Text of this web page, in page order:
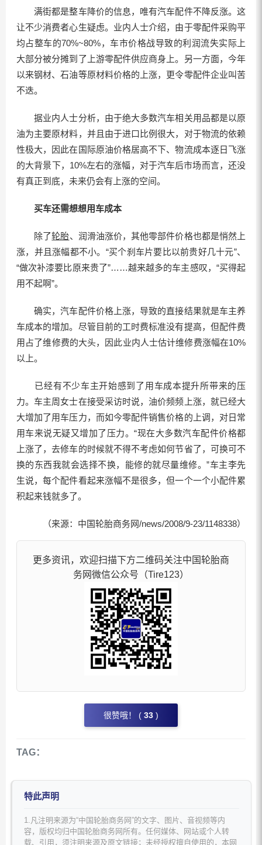
满街都是整车降价的信息，唯有汽车配件不降反涨。这
让不少消费者心生疑虑。业内人士介绍，由于零配件采购平
均占整车的70%~80%，车市价格战导致的利润流失实际上
大部分被分摊到了上游零配件供应商身上。另一方面，今年
以来钢材、石油等原材料价格的上涨，更令零配件企业叫苦
不迭。
据业内人士分析，由于绝大多数汽车相关用品都是以原
油为主要原材料，并且由于进口比例很大，对于物流的依赖
性极大，因此在国际原油价格居高不下、物流成本逐日飞涨
的大背景下，10%左右的涨幅，对于汽车后市场而言，还没
有真正到底，未来仍会有上涨的空间。
买车还需想想用车成本
除了轮胎、润滑油涨价，其他零部件价格也都是悄然上
涨，并且涨幅都不小。“买个刹车片要比以前贵好几十元”、
“做次补漆要比原来贵了”……越来越多的车主感叹，“买得起
用不起啊”。
确实，汽车配件价格上涨，导致的直接结果就是车主养
车成本的增加。尽管目前的工时费标准没有提高，但配件费
用占了维修费的大头，因此业内人士估计维修费涨幅在10%
以上。
已经有不少车主开始感到了用车成本提升所带来的压
力。车主周女士在接受采访时说，油价频频上涨，就已经大
大增加了用车压力，而如今零配件销售价格的上调，对日常
用车来说无疑又增加了压力。“现在大多数汽车配件价格都
上涨了，去修车的时候就不得不考虑如何节省了，可换可不
换的东西我就会选择不换，能修的就尽量维修。”车主李先
生说，每个配件看起来涨幅不是很多，但一个一个小配件累
积起来钱就多了。
（来源：中国轮胎商务网/news/2008/9-23/1148338）
更多资讯，欢迎扫描下方二维码关注中国轮胎商
务网微信公众号（Tire123）
很赞哦！ ( 33 )
TAG：
特此声明
1.凡注明来源为“中国轮胎商务网”的文字、图片、音视频等内
容，版权均归中国轮胎商务网所有。任何媒体、网站或个人转
载、引用，须注明来源及原文链接；未经授权擅自使用的，本网